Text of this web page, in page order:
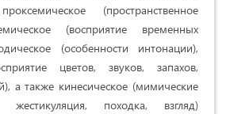
(пространственное
(восприятие временных
(особенности интонации),
цветов, звуков, запахов,
а также кинесическое (мимические
походка, взгляд)